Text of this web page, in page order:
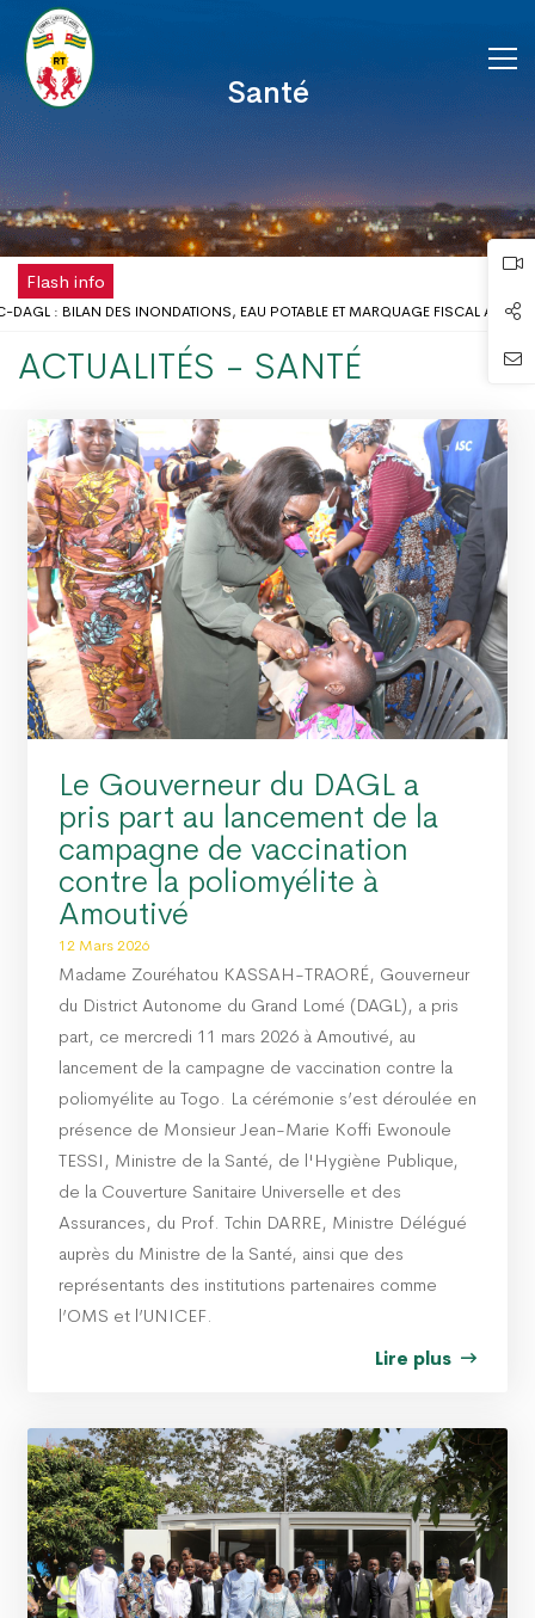
Santé
Flash info
: BILAN DES INONDATIONS, EAU POTABLE ET MARQUAGE FISCAL AU
DÉSORMAIS D'UNE ANTENNE RÉGIONALE DE LA CHAMBRE DE COMMERCE
D’INONDATIONS DANS LE GRAND LOMÉ : L’ENTRÉE EN SCÈNE DU MICRO-
DU DISTRICT AUTONOME DU GRAND LOMÉ A TENU SA 2ÈME RÉUNION
D’INONDATION DANS LE GRAND LOMÉ : VERS UNE SYNERGIE D’ACTIONS AU
A PRIS PART AU LANCEMENT DE LA CAMPAGNE DE VACCINATION CONTRE
» : LE DAGL SUPPRIME UN DÉPOTOIR SAUVAGE DANS LA COMMUNE DE
III : DES ÉQUIPEMENTS SPORTIFS OFFERTS AUX COMMUNES DU GOLFE 1 ET
ACTUALITÉS - SANTÉ
Le Gouverneur du DAGL a
pris part au lancement de la
campagne de vaccination
contre la poliomyélite à
Amoutivé
12 Mars 2026
Madame Zouréhatou KASSAH-TRAORÉ, Gouverneur
du District Autonome du Grand Lomé (DAGL), a pris
part, ce mercredi 11 mars 2026 à Amoutivé, au
lancement de la campagne de vaccination contre la
poliomyélite au Togo. La cérémonie s’est déroulée en
présence de Monsieur Jean-Marie Koffi Ewonoule
TESSI, Ministre de la Santé, de l'Hygiène Publique,
de la Couverture Sanitaire Universelle et des
Assurances, du Prof. Tchin DARRE, Ministre Délégué
auprès du Ministre de la Santé, ainsi que des
représentants des institutions partenaires comme
l’OMS et l’UNICEF.
Lire plus